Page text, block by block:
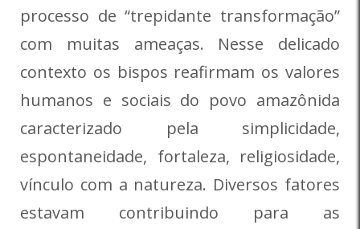
processo de “trepidante transformação”
com muitas ameaças. Nesse delicado
contexto os bispos reafirmam os valores
humanos e sociais do povo amazônida
caracterizado pela simplicidade,
espontaneidade, fortaleza, religiosidade,
vínculo com a natureza. Diversos fatores
estavam contribuindo para as